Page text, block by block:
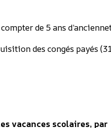
de 5 ans
des congés payés
vacances scolaires, par